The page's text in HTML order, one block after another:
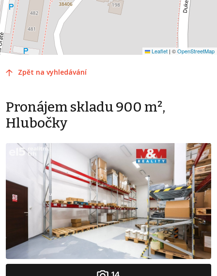
Leaflet | ©OpenStreetMap
Zpět na vyhledávání
Pronájem skladu 900 m²,
Hlubočky